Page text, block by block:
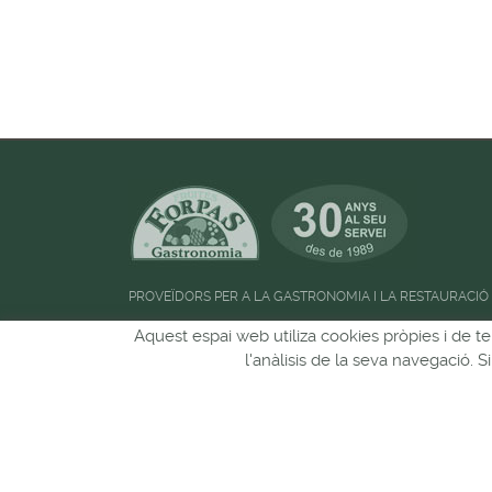
PROVEÏDORS PER A LA GASTRONOMIA I LA RESTAURACIÓ
Horari d'atenció al públic:de 09:00h a
Aquest espai web utiliza cookies pròpies i de
l'anàlisis de la seva navegació.